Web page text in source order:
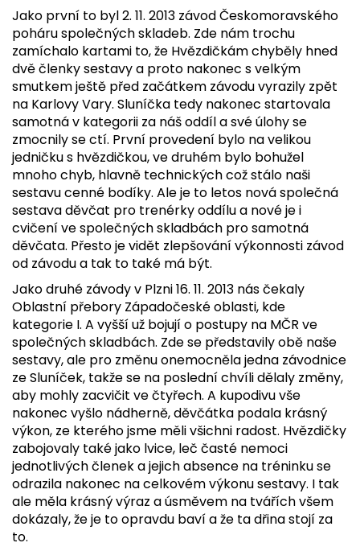
Jako první to byl 2. 11. 2013 závod Českomoravského
poháru společných skladeb. Zde nám trochu
zamíchalo kartami to, že Hvězdičkám chyběly hned
dvě členky sestavy a proto nakonec s velkým
smutkem ještě před začátkem závodu vyrazily zpět
na Karlovy Vary. Sluníčka tedy nakonec startovala
samotná v kategorii za náš oddíl a své úlohy se
zmocnily se ctí. První provedení bylo na velikou
jedničku s hvězdičkou, ve druhém bylo bohužel
mnoho chyb, hlavně technických což stálo naši
sestavu cenné bodíky. Ale je to letos nová společná
sestava děvčat pro trenérky oddílu a nové je i
cvičení ve společných skladbách pro samotná
děvčata. Přesto je vidět zlepšování výkonnosti závod
od závodu a tak to také má být.
Jako druhé závody v Plzni 16. 11. 2013 nás čekaly
Oblastní přebory Západočeské oblasti, kde
kategorie I. A vyšší už bojují o postupy na MČR ve
společných skladbách. Zde se představily obě naše
sestavy, ale pro změnu onemocněla jedna závodnice
ze Sluníček, takže se na poslední chvíli dělaly změny,
aby mohly zacvičit ve čtyřech. A kupodivu vše
nakonec vyšlo nádherně, děvčátka podala krásný
výkon, ze kterého jsme měli všichni radost. Hvězdičky
zabojovaly také jako lvice, leč časté nemoci
jednotlivých členek a jejich absence na tréninku se
odrazila nakonec na celkovém výkonu sestavy. I tak
ale měla krásný výraz a úsměvem na tvářích všem
dokázaly, že je to opravdu baví a že ta dřina stojí za
to.